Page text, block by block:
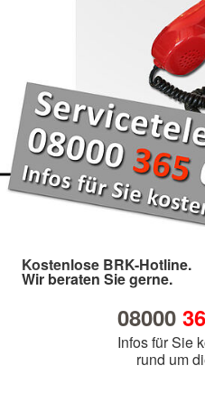
Kostenlose BRK-Hotline.
Wir beraten Sie gerne.
08000
Infos für Sie
rund um